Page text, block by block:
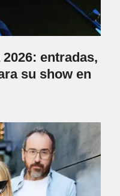
entradas,
su show en